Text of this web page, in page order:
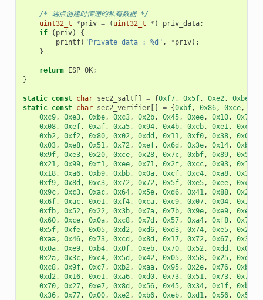
/* 端点创建时传递的私有数据 */
uint32_t
*priv = ( uint32_t * ) priv_data;
if
( priv)
{
printf( "Private data : %d" , *priv);
}
return ESP_OK;
}
static const char sec2_salt [] = {0xf7, 0x5f, 0xe2, 0xbe
static const char sec2_verifier[] = {0xbf, 0x86, 0xce,
0xc9, 0xe3, 0xbe, 0xc3, 0x2b, 0x45, 0xee, 0x10, 0x74
0x08, 0xef, 0xaf, 0xa5, 0x94, 0x4b, 0xcb, 0xe1, 0xce
0xb2, 0xf2, 0x80, 0x02, 0xdd , 0x11, 0xf0, 0x38, 0x0e
0x03, 0xe8, 0x51, 0x72, 0xef, 0x6d , 0x3e, 0x14, 0xb9
0x9f, 0xe3, 0x20, 0xce, 0x28, 0x7c, 0xbf, 0x89, 0x50
0x21, 0x99, 0xf1, 0xee, 0x71, 0x2f, 0xcc, 0x93, 0x16
0x18, 0xa6, 0xb9, 0xbb, 0x0a, 0xcf, 0xc4, 0xa8, 0x32
0xf9, 0x8d , 0xc3, 0x72, 0x72, 0x5f, 0xe5, 0xee, 0xc3
0x9c, 0xc3, 0xac, 0x64, 0x5e, 0xd6, 0x41, 0x88, 0x2f
0x6f, 0xac, 0xe1, 0xf4, 0xca, 0xc9, 0x07, 0x04, 0x11
0xfb, 0x52, 0x22, 0x3b, 0x7a, 0x7b, 0x9e, 0xe9, 0xee
0x60, 0xce, 0x0a, 0xc8, 0x7d , 0x57, 0xa4, 0xf8, 0x77
0x5f, 0xfe, 0x05, 0xd2, 0xd6, 0xd3, 0x74, 0xe5, 0x2e
0xaa, 0x46, 0x73, 0xcd , 0x8d , 0x17, 0x72, 0x67, 0x32
0x0a, 0xe9, 0xb4, 0x0f, 0xeb, 0x70, 0x52, 0xdd , 0x0a
0x2a, 0x3c, 0xc4, 0x5d , 0x42, 0x05, 0x58, 0x25, 0xd3
0xc8, 0x9f, 0xc7, 0xb2, 0xaa, 0x95, 0x2e, 0x76, 0xb3
0xd2, 0x16, 0xe1, 0xa6, 0xd0, 0x73, 0x51, 0x73, 0x79
0x70, 0x27, 0xe7, 0x8d , 0x56, 0x45, 0x34, 0x1f, 0xb9
0x36, 0x77, 0x00, 0xe2, 0xb6, 0xeb, 0xd1, 0x56, 0x50